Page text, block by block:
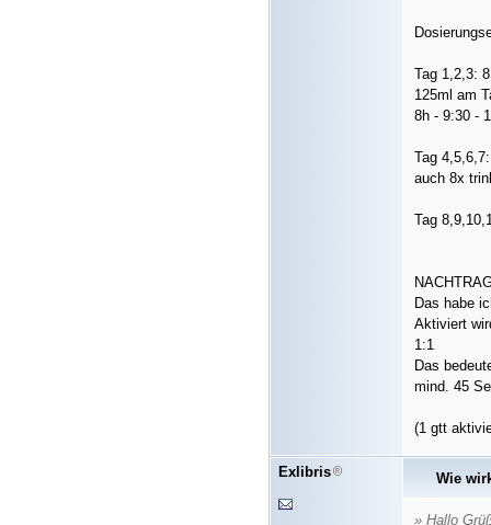
Tag 1,2,3:
125ml am
8h - 9:30 -
Tag
auch 8x
Tag
Das habe
Aktiviert
1:1
Das
mind. 45
(1 gtt
Exlibris Wie
» Hallo